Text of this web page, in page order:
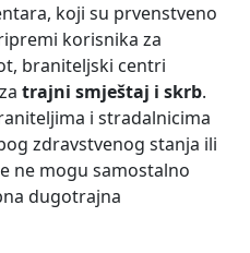
koji su prvenstveno
korisnika za
braniteljski centri
trajni smještaj i skrb.
i stradalnicima
zdravstvenog stanja ili
ne mogu samostalno
dugotrajna